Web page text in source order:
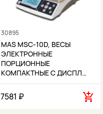
30895
MAS MSC-10D, ВЕСЫ
ЭЛЕКТРОННЫЕ
ПОРЦИОННЫЕ
КОМПАКТНЫЕ С ДИСПЛ…
7581 ₽